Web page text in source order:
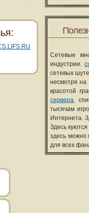
Сетевые
индустрии.
сетевых
несмотря на
красотой
сервера,
тысячам
Интернета.
Здесь
здесь можно
для всех